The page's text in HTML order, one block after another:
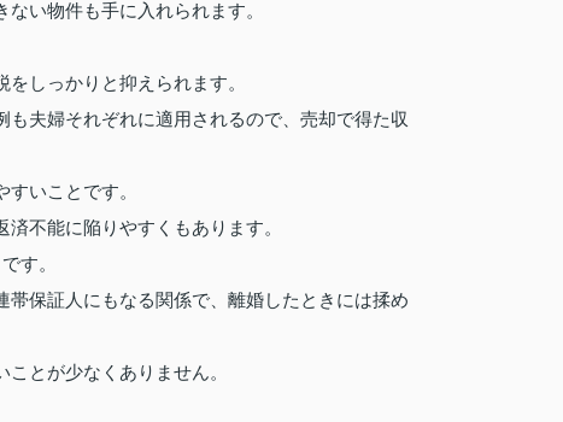
い物件も手に入れられます。
しっかりと抑えられます。
夫婦それぞれに適用されるので、売却で得た収
いことです。
不能に陥りやすくもあります。
す。
保証人にもなる関係で、離婚したときには揉め
とが少なくありません。